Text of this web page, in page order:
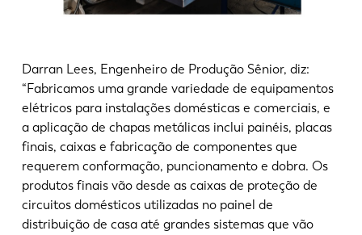
Darran Lees, Engenheiro de Produção Sênior, diz:
“Fabricamos uma grande variedade de equipamentos
elétricos para instalações domésticas e comerciais, e
a aplicação de chapas metálicas inclui painéis, placas
finais, caixas e fabricação de componentes que
requerem conformação, puncionamento e dobra. Os
produtos finais vão desde as caixas de proteção de
circuitos domésticos utilizadas no painel de
distribuição de casa até grandes sistemas que vão